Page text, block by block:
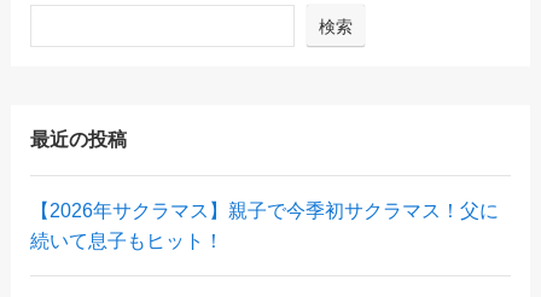
検索
最近の投稿
【2026年サクラマス】親子で今季初サクラマス！父に
続いて息子もヒット！